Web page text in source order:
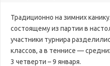
Традиционно на зимних
состоящему из партии в
участники турнира
классов, а в теннисе —
3 четверти – 9 января.